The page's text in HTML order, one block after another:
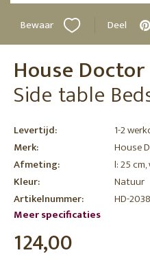
Bewaar Deel
House Doctor
Side table
Levertijd:
1-2
Merk:
House
Afmeting:
l: 25 cm,
Kleur:
Natuur
Artikelnummer:
HD-
Meer specificaties
124,00